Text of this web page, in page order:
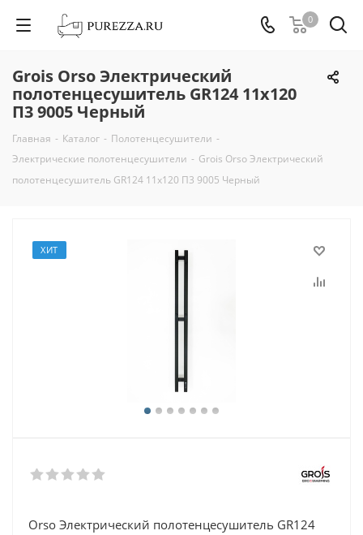
0
Grois Orso Электрический
полотенцесушитель GR124 11х120
П3 9005 Черный
Главная - Каталог - Полотенцесушители -
Электрические полотенцесушители - Grois Orso Электрический
полотенцесушитель GR124 11х120 П3 9005 Черный
ХИТ
Orso Электрический полотенцесушитель GR124